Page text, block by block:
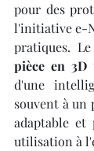
pour des
l'initiative e-
pratiques.
pièce en 3D
d'une
souvent à un
adaptable
utilisation à